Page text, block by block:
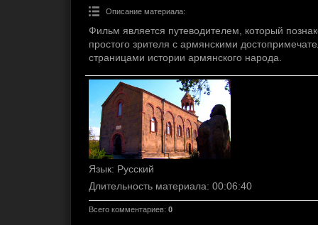
Описание материала:
Фильм является путеводителем, который
простого зрителя с армянскими
страницами истории армянского народа.
Язык: Русский
Длительность материала: 00:06:40
Всего комментариев: 0